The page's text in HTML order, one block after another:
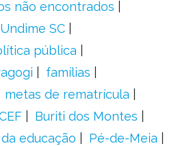
não encontrados
Undime SC
pública
famílias
metas de rematrícula
Buriti dos Montes
educação
Pé-de-Meia